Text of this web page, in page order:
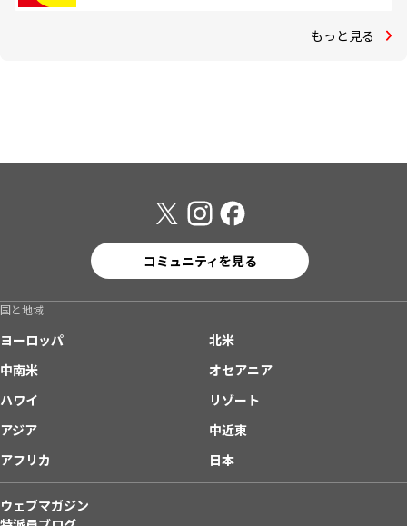
もっと見る
コミュニティを見る
国と地域
ヨーロッパ
北米
中南米
オセアニア
ハワイ
リゾート
アジア
中近東
アフリカ
日本
ウェブマガジン